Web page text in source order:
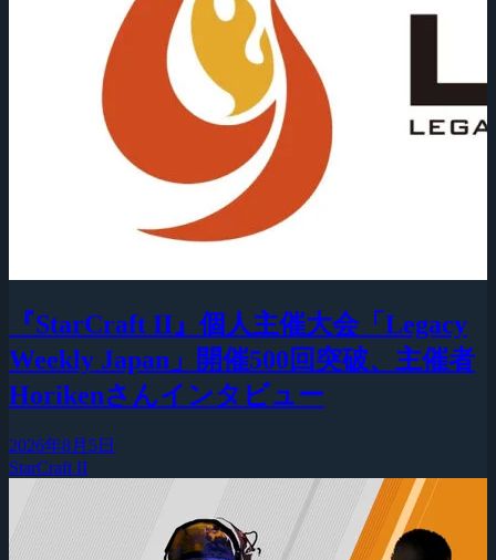
『StarCraft II』個人主催大会「Legacy
Weekly Japan」開催500回突破、主催者
Horikenさんインタビュー
2026年8月5日
StarCraft II